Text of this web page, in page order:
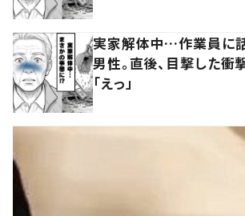
実家解体中…作業員に
男性。直後、目撃した
「えっ」